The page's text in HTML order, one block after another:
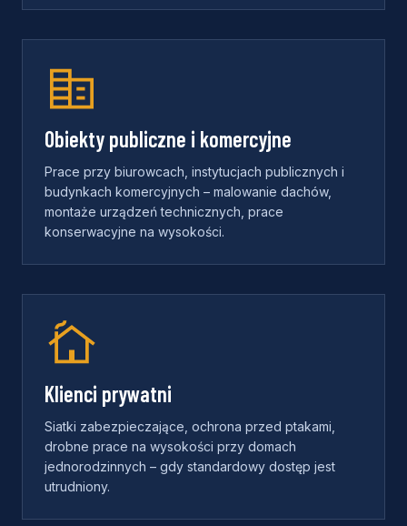
Obiekty publiczne i komercyjne
Prace przy biurowcach, instytucjach publicznych i
budynkach komercyjnych – malowanie dachów,
montaże urządzeń technicznych, prace
konserwacyjne na wysokości.
Klienci prywatni
Siatki zabezpieczające, ochrona przed ptakami,
drobne prace na wysokości przy domach
jednorodzinnych – gdy standardowy dostęp jest
utrudniony.